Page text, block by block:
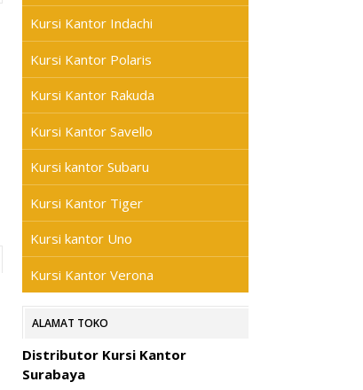
Kursi Kantor Indachi
Kursi Kantor Polaris
Kursi Kantor Rakuda
Kursi Kantor Savello
Kursi kantor Subaru
Kursi Kantor Tiger
Kursi kantor Uno
Kursi Kantor Verona
ALAMAT TOKO
Distributor Kursi Kantor
Surabaya